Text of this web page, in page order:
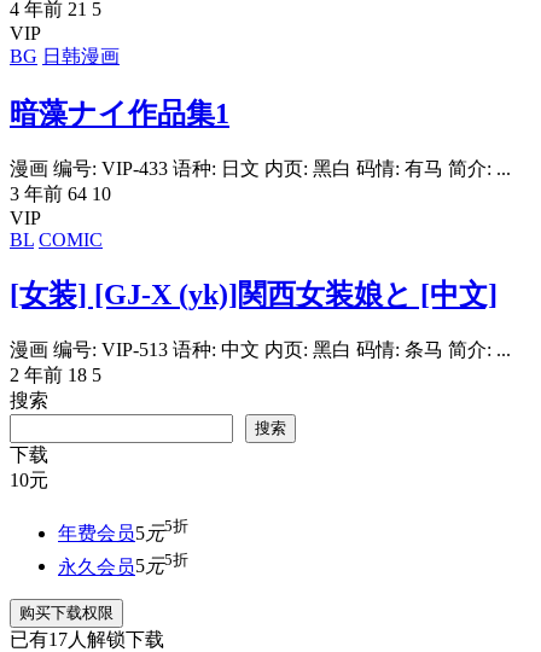
4 年前 21 5
VIP
BG 日韩漫画
暗藻ナイ作品集1
漫画 编号: VIP-433 语种: 日文 内页: 黑白 码情: 有马 简介: ...
3 年前 64 10
VIP
BL COMIC
[女装] [GJ-X (yk)]関西女装娘と [中文]
漫画 编号: VIP-513 语种: 中文 内页: 黑白 码情: 条马 简介: ...
2 年前 18 5
搜索
搜索
下载
10元
年费会员5元5折
永久会员5元5折
购买下载权限
已有17人解锁下载